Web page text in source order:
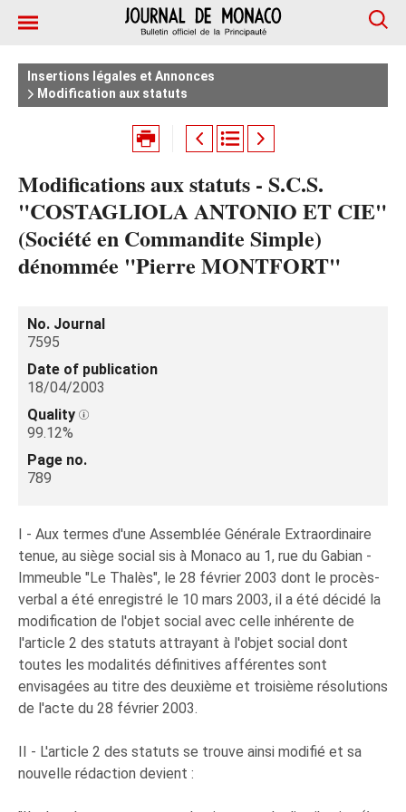
Insertions légales et Annonces
Modification aux statuts
Modifications aux statuts - S.C.S.
"COSTAGLIOLA ANTONIO ET CIE"
(Société en Commandite Simple)
dénommée "Pierre MONTFORT"
No. Journal
7595
Date of publication
18/04/2003
Quality
99.12%
Page no.
789
I - Aux termes d'une Assemblée Générale Extraordinaire
tenue, au siège social sis à Monaco au 1, rue du Gabian -
Immeuble "Le Thalès", le 28 février 2003 dont le procès-
verbal a été enregistré le 10 mars 2003, il a été décidé la
modification de l'objet social avec celle inhérente de
l'article 2 des statuts attrayant à l'objet social dont
toutes les modalités définitives afférentes sont
envisagées au titre des deuxième et troisième résolutions
de l'acte du 28 février 2003.
II - L'article 2 des statuts se trouve ainsi modifié et sa
nouvelle rédaction devient :